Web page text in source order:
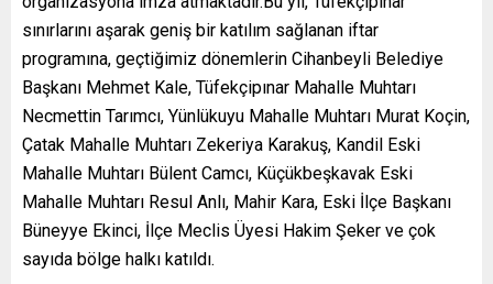
sınırlarını aşarak geniş bir katılım sağlanan iftar
programına, geçtiğimiz dönemlerin Cihanbeyli Belediye
Başkanı Mehmet Kale, Tüfekçipınar Mahalle Muhtarı
Necmettin Tarımcı, Yünlükuyu Mahalle Muhtarı Murat Koçin,
Çatak Mahalle Muhtarı Zekeriya Karakuş, Kandil Eski
Mahalle Muhtarı Bülent Camcı, Küçükbeşkavak Eski
Mahalle Muhtarı Resul Anlı, Mahir Kara, Eski İlçe Başkanı
Büneyye Ekinci, İlçe Meclis Üyesi Hakim Şeker ve çok
sayıda bölge halkı katıldı.